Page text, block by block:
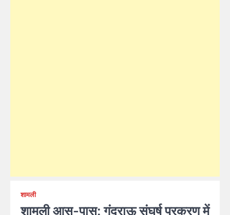
शामली
शामली आस-पास: गंदराऊ संघर्ष प्रकरण में